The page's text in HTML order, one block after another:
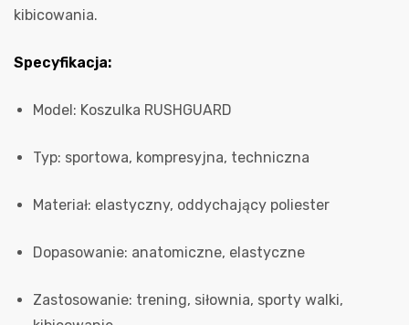
kibicowania.
Specyfikacja:
Model: Koszulka RUSHGUARD
Typ: sportowa, kompresyjna, techniczna
Materiał: elastyczny, oddychający poliester
Dopasowanie: anatomiczne, elastyczne
Zastosowanie: trening, siłownia, sporty walki,